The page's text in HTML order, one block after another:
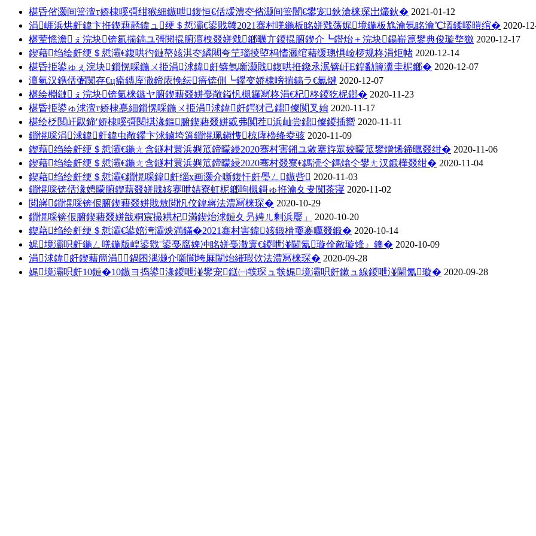
椹昏偗灏间簹澶т娇棣嗘彁绀猴細鏃呭鍑恒€佸叆澧冭偗灏间簹闇€鐢宠鈥滄梾琛岀爜鈥� 2021-01-12
涓崕浜烘皯鍏卞拰鍥藉嚭鍏ュ绠＄悊灞€鍙戝竷2021骞村唴鍦板眳姘戣荡娓境鍦板尯瀹氬眳瀹℃壒鍒嗘暟绾� 2020-
椹荤憺澹ぇ浣块锛氱揣鎬ユ彁閱掍腑澶栧叕姘戣鎯曞亣鍐掍腑鍥介┗鐟炲＋浣块鍚嶄箟鐢典俊璇堥獥 2020-12-17
鍥藉绉绘皯绠＄悊灞€鍑哄彴鏈嶅姟淇冭繘闀夸笁瑙掕埅杩愭灑绾藉缓璁惧崄椤规柊涓炬帾 2020-12-14
椹昏挋鍙ゅぇ浣块鎻愰啋鍦ㄨ挋涓浗鍏皯锛氬噺灏戝鍑哄拰鑱氶泦锛屽Ε鍠勫簲瀵圭柅鎯� 2020-12-07
澶氫汉鎸佸弻闃存€ц瘉鏄庢潵鍗庡悗纭瘖锛侀┗鑻变娇棣嗙揣鎬ラ€氱煡 2020-12-07
椹绘棩鏈ぇ浣块锛氭梾鏃ヤ腑鍥藉叕姘戞敞鎰忛槻鑼冩柊涓€杞柊鍐犵柅鎯� 2020-11-23
椹昏挋鍙ゅ浗澶т娇棣嗭細鎻愰啋鍦ㄨ挋涓浗鍏皯鍔犲己鐤儏闃叉姢 2020-11-17
椹绘柉閲屽叞鍗′娇棣嗘彁閱掑湪鏂腑鍥藉叕姘戜弗闃茬浜屾尝鐤儏鍐插嚮 2020-11-11
鎻愰啋涓浗鍏皯鍏虫敞鑻卞浗鏀垮簻鎻愰珮鎭愯椋庨櫓绛夌骇 2020-11-09
鍥藉绉绘皯绠＄悊灞€鍦ㄤ含鐩村睘浜嬩笟鍗曚綅2020骞村害鎺ユ敹搴斿眾姣曚笟鐢熷悕鍗曞叕绀� 2020-11-06
鍥藉绉绘皯绠＄悊灞€鍦ㄤ含鐩村睘浜嬩笟鍗曚綅2020骞村叕寮€鎷涜仒鎷熻仒鐢ㄤ汉鍛樺叕绀� 2020-11-04
鍥藉绉绘皯绠＄悊灞€鎻愰啋鍏皯缁х画灏介噺鍑忓皯璺ㄥ鏃呰 2020-11-03
鎻愰啋锛佸湪娉曚腑鍥藉叕姘戝姟蹇呭姞寮虹柅鎯呴槻鎶ゅ拰瀹夊叏闃茶寖 2020-11-02
閲嶈鎻愰啋锛佷腑鍥藉叕姘戝敖閲忛伩鍏嶈法澧冩梾琛� 2020-10-29
鎻愰啋锛佷腑鍥藉叕姘戠粡宸撮粠杞満鍥炲浗鏈夊叧娉ㄦ剰浜嬮」
2020-10-20
鍥藉绉绘皯绠＄悊灞€鍙婄洿灞炴満鏋�2021骞村害鍏姟鍛樻嫑褰曞叕鍛� 2020-10-14
娓境灞呮皯鍦ㄥ唴鍦版崲鍙戣ˉ鍙戞腐婢冲眳姘戞潵寰€鍐呭湴閫氳璇佺敵璇烽』鐭� 2020-10-09
涓浗鍏皯鍥藉簡涓鍋囨湡灏介噺閬垮厤闈炲繀瑕佽法澧冩梾琛� 2020-09-28
娓境灞呮皯10鏈�10鏃ヨ捣鍙湪鍐呭湴鐢宠鎹㈠彂琛ュ彂娓境灞呮皯鏉ュ線鍐呭湴閫氳璇� 2020-09-28